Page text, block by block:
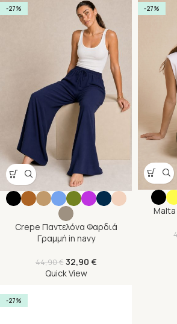
-27%
Crepe Παντελόνα Φαρδιά
Γραμμή in navy
44,90€ 32,90 €
Quick View
-27%
Malta
-27%